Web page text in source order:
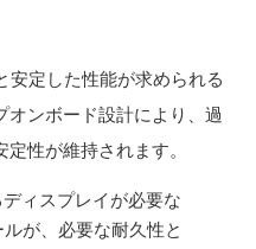
安定した性能が求められる
オンボード設計により、過
性が維持されます。
ィスプレイが必要な
が、必要な耐久性と